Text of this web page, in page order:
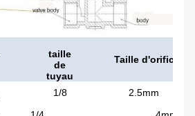
taille
de
tuyau
Taille d'orifice
1/8
2.5mm